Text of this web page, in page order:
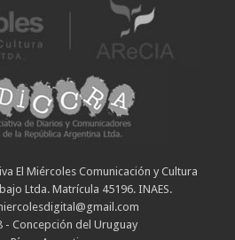
El Miércoles Comunicación y Cultura
Ltda. Matrícula 45196. INAES.
- Concepción del Uruguay